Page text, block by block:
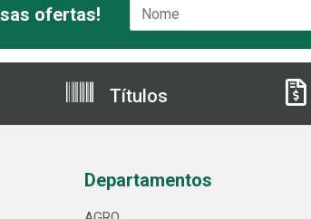
ofertas!
Títulos
Departamentos